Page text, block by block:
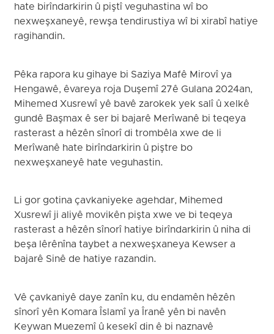
hate birîndarkirin û piştî veguhastina wî bo
nexweşxaneyê, rewşa tendirustiya wî bi xirabî hatiye
ragihandin.
Pêka rapora ku gihaye bi Saziya Mafê Mirovî ya
Hengawê, êvareya roja Duşemî 27ê Gulana 2024an,
Mihemed Xusrewî yê bavê zarokek yek salî û xelkê
gundê Başmax ê ser bi bajarê Merîwanê bi teqeya
rasterast a hêzên sînorî di trombêla xwe de li
Merîwanê hate birîndarkirin û piştre bo
nexweşxaneyê hate veguhastin.
Li gor gotina çavkaniyeke agehdar, Mihemed
Xusrewî ji aliyê movikên pişta xwe ve bi teqeya
rasterast a hêzên sînorî hatiye birîndarkirin û niha di
beşa lêrênîna taybet a nexweşxaneya Kewser a
bajarê Sinê de hatiye razandin.
Vê çavkaniyê daye zanîn ku, du endamên hêzên
sînorî yên Komara Îslamî ya Îranê yên bi navên
Keywan Muezemî û kesekî din ê bi naznavê